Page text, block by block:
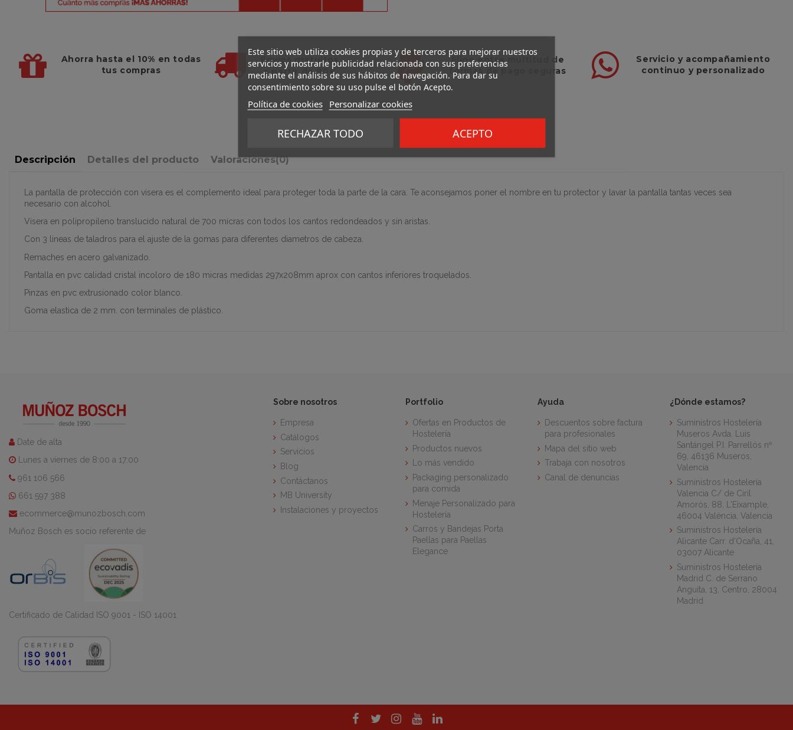
Este sitio web utiliza cookies propias y de terceros para mejorar nuestros
servicios y mostrarle publicidad relacionada con sus preferencias
mediante el análisis de sus hábitos de navegación. Para dar su
consentimiento sobre su uso pulse el botón Acepto.
Política de cookies Personalizar cookies
RECHAZAR TODO ACEPTO
Ahorra hasta el 10% en todas
tus compras
Envíos gratuitos
a partir de 90€
Elige entre multitud de
formas de pago seguras
Servicio y acompañamiento
continuo y personalizado
Descripción Detalles del producto Valoraciones(0)
La pantalla de protección con visera es el complemento ideal para proteger toda la parte de la cara. Te aconsejamos poner el nombre en tu protector y lavar la pantalla tantas veces sea
necesario con alcohol.
Visera en polipropileno translucido natural de 700 micras con todos los cantos redondeados y sin aristas.
Con 3 lineas de taladros para el ajuste de la gomas para diferentes diametros de cabeza.
Remaches en acero galvanizado.
Pantalla en pvc calidad cristal incoloro de 180 micras medidas 297x208mm aprox con cantos inferiores troquelados.
Pinzas en pvc extrusionado color blanco.
Goma elastica de 2 mm. con terminales de plástico.
Date de alta
Lunes a viernes de 8:00 a 17:00
961 106 566
661 597 388
ecommerce@munozbosch.com
Muñoz Bosch es socio referente de
Certificado de Calidad ISO 9001 - ISO 14001
Sobre nosotros
Empresa
Catálogos
Servicios
Blog
Contáctanos
MB University
Instalaciones y proyectos
Portfolio
Ofertas en Productos de
Hostelería
Productos nuevos
Lo más vendido
Packaging personalizado
para comida
Menaje Personalizado para
Hostelería
Carros y Bandejas Porta
Paellas para Paellas
Elegance
Ayuda
Descuentos sobre factura
para profesionales
Mapa del sitio web
Trabaja con nosotros
Canal de denuncias
¿Dónde estamos?
Suministros Hostelería
Museros Avda. Luis
Santángel P.I. Parrellós nº
69, 46136 Museros,
Valencia
Suministros Hostelería
Valencia C/ de Ciril
Amorós, 88, L'Eixample,
46004 València, Valencia
Suministros Hostelería
Alicante Carr. d'Ocaña, 41,
03007 Alicante
Suministros Hostelería
Madrid C. de Serrano
Anguita, 13, Centro, 28004
Madrid